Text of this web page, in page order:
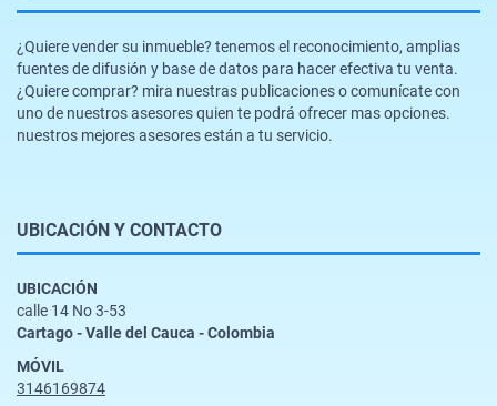
¿Quiere vender su inmueble? tenemos el reconocimiento, amplias
fuentes de difusión y base de datos para hacer efectiva tu venta.
¿Quiere comprar? mira nuestras publicaciones o comunícate con
uno de nuestros asesores quien te podrá ofrecer mas opciones.
nuestros mejores asesores están a tu servicio.
UBICACIÓN Y CONTACTO
UBICACIÓN
calle 14 No 3-53
Cartago - Valle del Cauca - Colombia
MÓVIL
3146169874